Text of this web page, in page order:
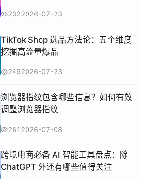
已耗尽！
2322026-07-23
TikTok Shop 选品方法论：五个维度
挖掘高流量爆品
2492026-07-23
浏览器指纹包含哪些信息？如何有效
调整浏览器指纹
261 2026-07-08
跨境电商必备 AI 智能工具盘点：除
ChatGPT 外还有哪些值得关注